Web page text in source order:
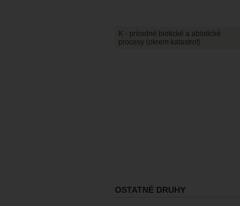
K - prírodné biotické a abiotícké
procesy (okrem katastrof)
OSTATNÉ DRUHY